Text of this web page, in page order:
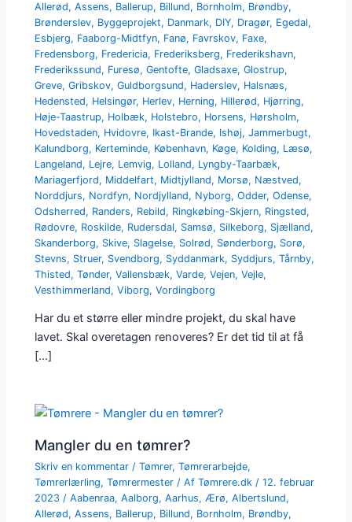
Allerød,Assens, Ballerup, Billund, Bornholm, Brøndby,
Brønderslev, Byggeprojekt, Danmark, DIY, Dragør, Egedal,
Esbjerg, Faaborg-Midtfyn, Fanø, Favrskov, Faxe,
Fredensborg, Fredericia, Frederiksberg, Frederikshavn,
Frederikssund, Furesø,Gentofte,Gladsaxe,Glostrup,
Greve,Gribskov,Guldborgsund, Haderslev, Halsnæs,
Hedensted, Helsingør, Herlev, Herning, Hillerød, Hjørring,
Høje-Taastrup, Holbæk, Holstebro, Horsens, Hørsholm,
Hovedstaden, Hvidovre, Ikast-Brande, Ishøj,Jammerbugt,
Kalundborg, Kerteminde, København, Køge, Kolding, Læsø,
Langeland, Lejre, Lemvig, Lolland, Lyngby-Taarbæk,
Mariagerfjord, Middelfart, Midtjylland, Morsø, Næstved,
Norddjurs, Nordfyn, Nordjylland, Nyborg,Odder,Odense,
Odsherred, Randers, Rebild, Ringkøbing-Skjern, Ringsted,
Rødovre, Roskilde, Rudersdal, Samsø, Silkeborg, Sjælland,
Skanderborg, Skive, Slagelse, Solrød, Sønderborg, Sorø,
Stevns, Struer, Svendborg, Syddanmark, Syddjurs,Tårnby,
Thisted,Tønder,Vallensbæk,Varde,Vejen,Vejle,
Vesthimmerland,Viborg,Vordingborg
Har du et større eller mindre projekt, du skal have
lavet. Skal overetagen renoveres? Er det tid til at få
[…]
Mangler du en tømrer?
Skriv en kommentar /Tømrer,Tømrerarbejde,
Tømrerlærling,Tømrermester / AfTømrere.dk /12. februar
2023 /Aabenraa,Aalborg,Aarhus, Ærø,Albertslund,
Allerød,Assens, Ballerup, Billund, Bornholm, Brøndby,